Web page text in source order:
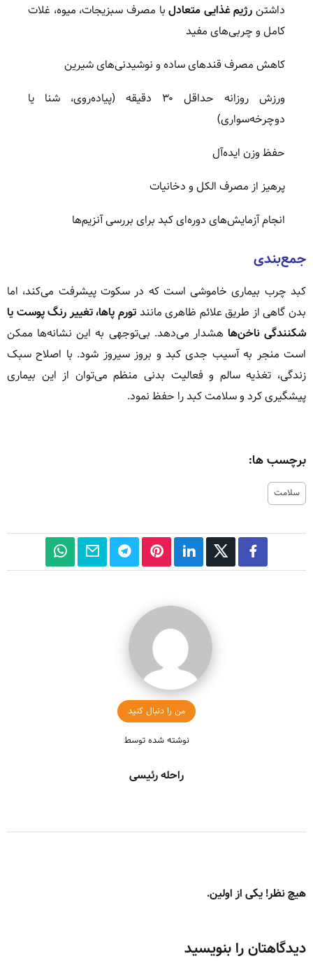
داشتن رژیم غذایی متعادلبا مصرف سبزیجات، میوه، غلات
کامل و چربی‌های مفید
کاهش مصرف قندهای ساده و نوشیدنی‌های شیرین
ورزش روزانه حداقل ۳۰ دقیقه (پیاده‌روی، شنا یا
دوچرخه‌سواری)
حفظ وزن ایده‌آل
پرهیز از مصرف الکل و دخانیات
انجام آزمایش‌های دوره‌ای کبد برای بررسی آنزیم‌ها
جمع‌بندی
کبد چرب بیماری خاموشی است که در سکوت پیشرفت می‌کند، اما
بدن گاهی از طریق علائم ظاهری مانندتورم پاها، تغییر رنگ پوست یا
شکنندگی ناخن‌ها هشدار می‌دهد. بی‌توجهی به این نشانه‌ها ممکن
است منجر به آسیب جدی کبد و بروز سیروز شود. با اصلاح سبک
زندگی، تغذیه سالم و فعالیت بدنی منظم می‌توان از این بیماری
پیشگیری کرد و سلامت کبد را حفظ نمود.
برچسب ها:
سلامت
من را دنبال کنید
نوشته شده توسط
راحله رئیسی
هیچ نظر! یکی از اولین.
دیدگاهتان را بنویسید